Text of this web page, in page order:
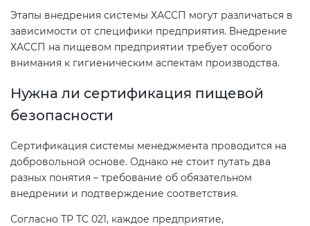
Этапы внедрения системы ХАССП могут различаться в
зависимости от специфики предприятия. Внедрение
ХАССП на пищевом предприятии требует особого
внимания к гигиеническим аспектам производства.
Нужна ли сертификация пищевой
безопасности
Сертификация системы менеджмента проводится на
добровольной основе. Однако не стоит путать два
разных понятия – требование об обязательном
внедрении и подтверждение соответствия.
Согласно ТР ТС 021, каждое предприятие,